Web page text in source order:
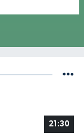
21:30